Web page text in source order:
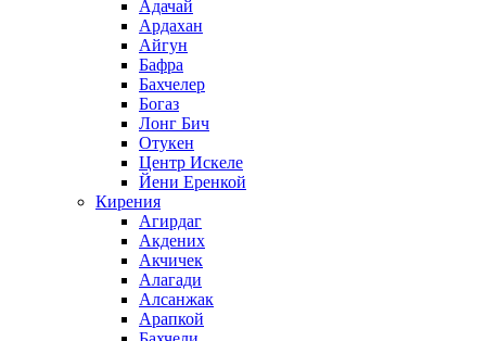
Адачай
Ардахан
Айгун
Бафра
Бахчелер
Богаз
Лонг Бич
Отукен
Центр Искеле
Йени Еренкой
Кирения
Агирдаг
Акдених
Акчичек
Алагади
Алсанжак
Арапкой